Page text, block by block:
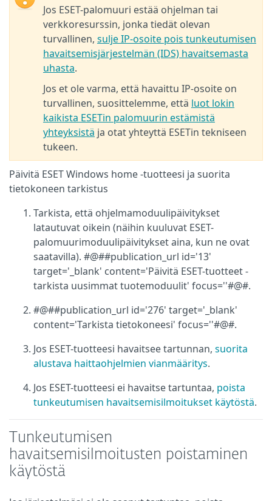
Jos ESET-palomuuri estää ohjelman tai
verkkoresurssin, jonka tiedät olevan
turvallinen, sulje IP-osoite pois tunkeutumisen
havaitsemisjärjestelmän (IDS) havaitsemasta
uhasta.
Jos et ole varma, että havaittu IP-osoite on
turvallinen, suosittelemme, että luot lokin
kaikista ESETin palomuurin estämistä
yhteyksistä ja otat yhteyttä ESETin tekniseen
tukeen.
Päivitä ESET Windows home -tuotteesi ja suorita
tietokoneen tarkistus
Tarkista, että ohjelmamoduulipäivitykset
latautuvat oikein (näihin kuuluvat ESET-
palomuurimoduulipäivitykset aina, kun ne ovat
saatavilla). #@##publication_url id='13'
target='_blank' content='Päivitä ESET-tuotteet -
tarkista uusimmat tuotemoduulit' focus=''#@#.
#@##publication_url id='276' target='_blank'
content='Tarkista tietokoneesi' focus=''#@#.
Jos ESET-tuotteesi havaitsee tartunnan, suorita
alustava haittaohjelmien vianmääritys.
Jos ESET-tuotteesi ei havaitse tartuntaa, poista
tunkeutumisen havaitsemisilmoitukset käytöstä.
Tunkeutumisen
havaitsemisilmoitusten poistaminen
käytöstä